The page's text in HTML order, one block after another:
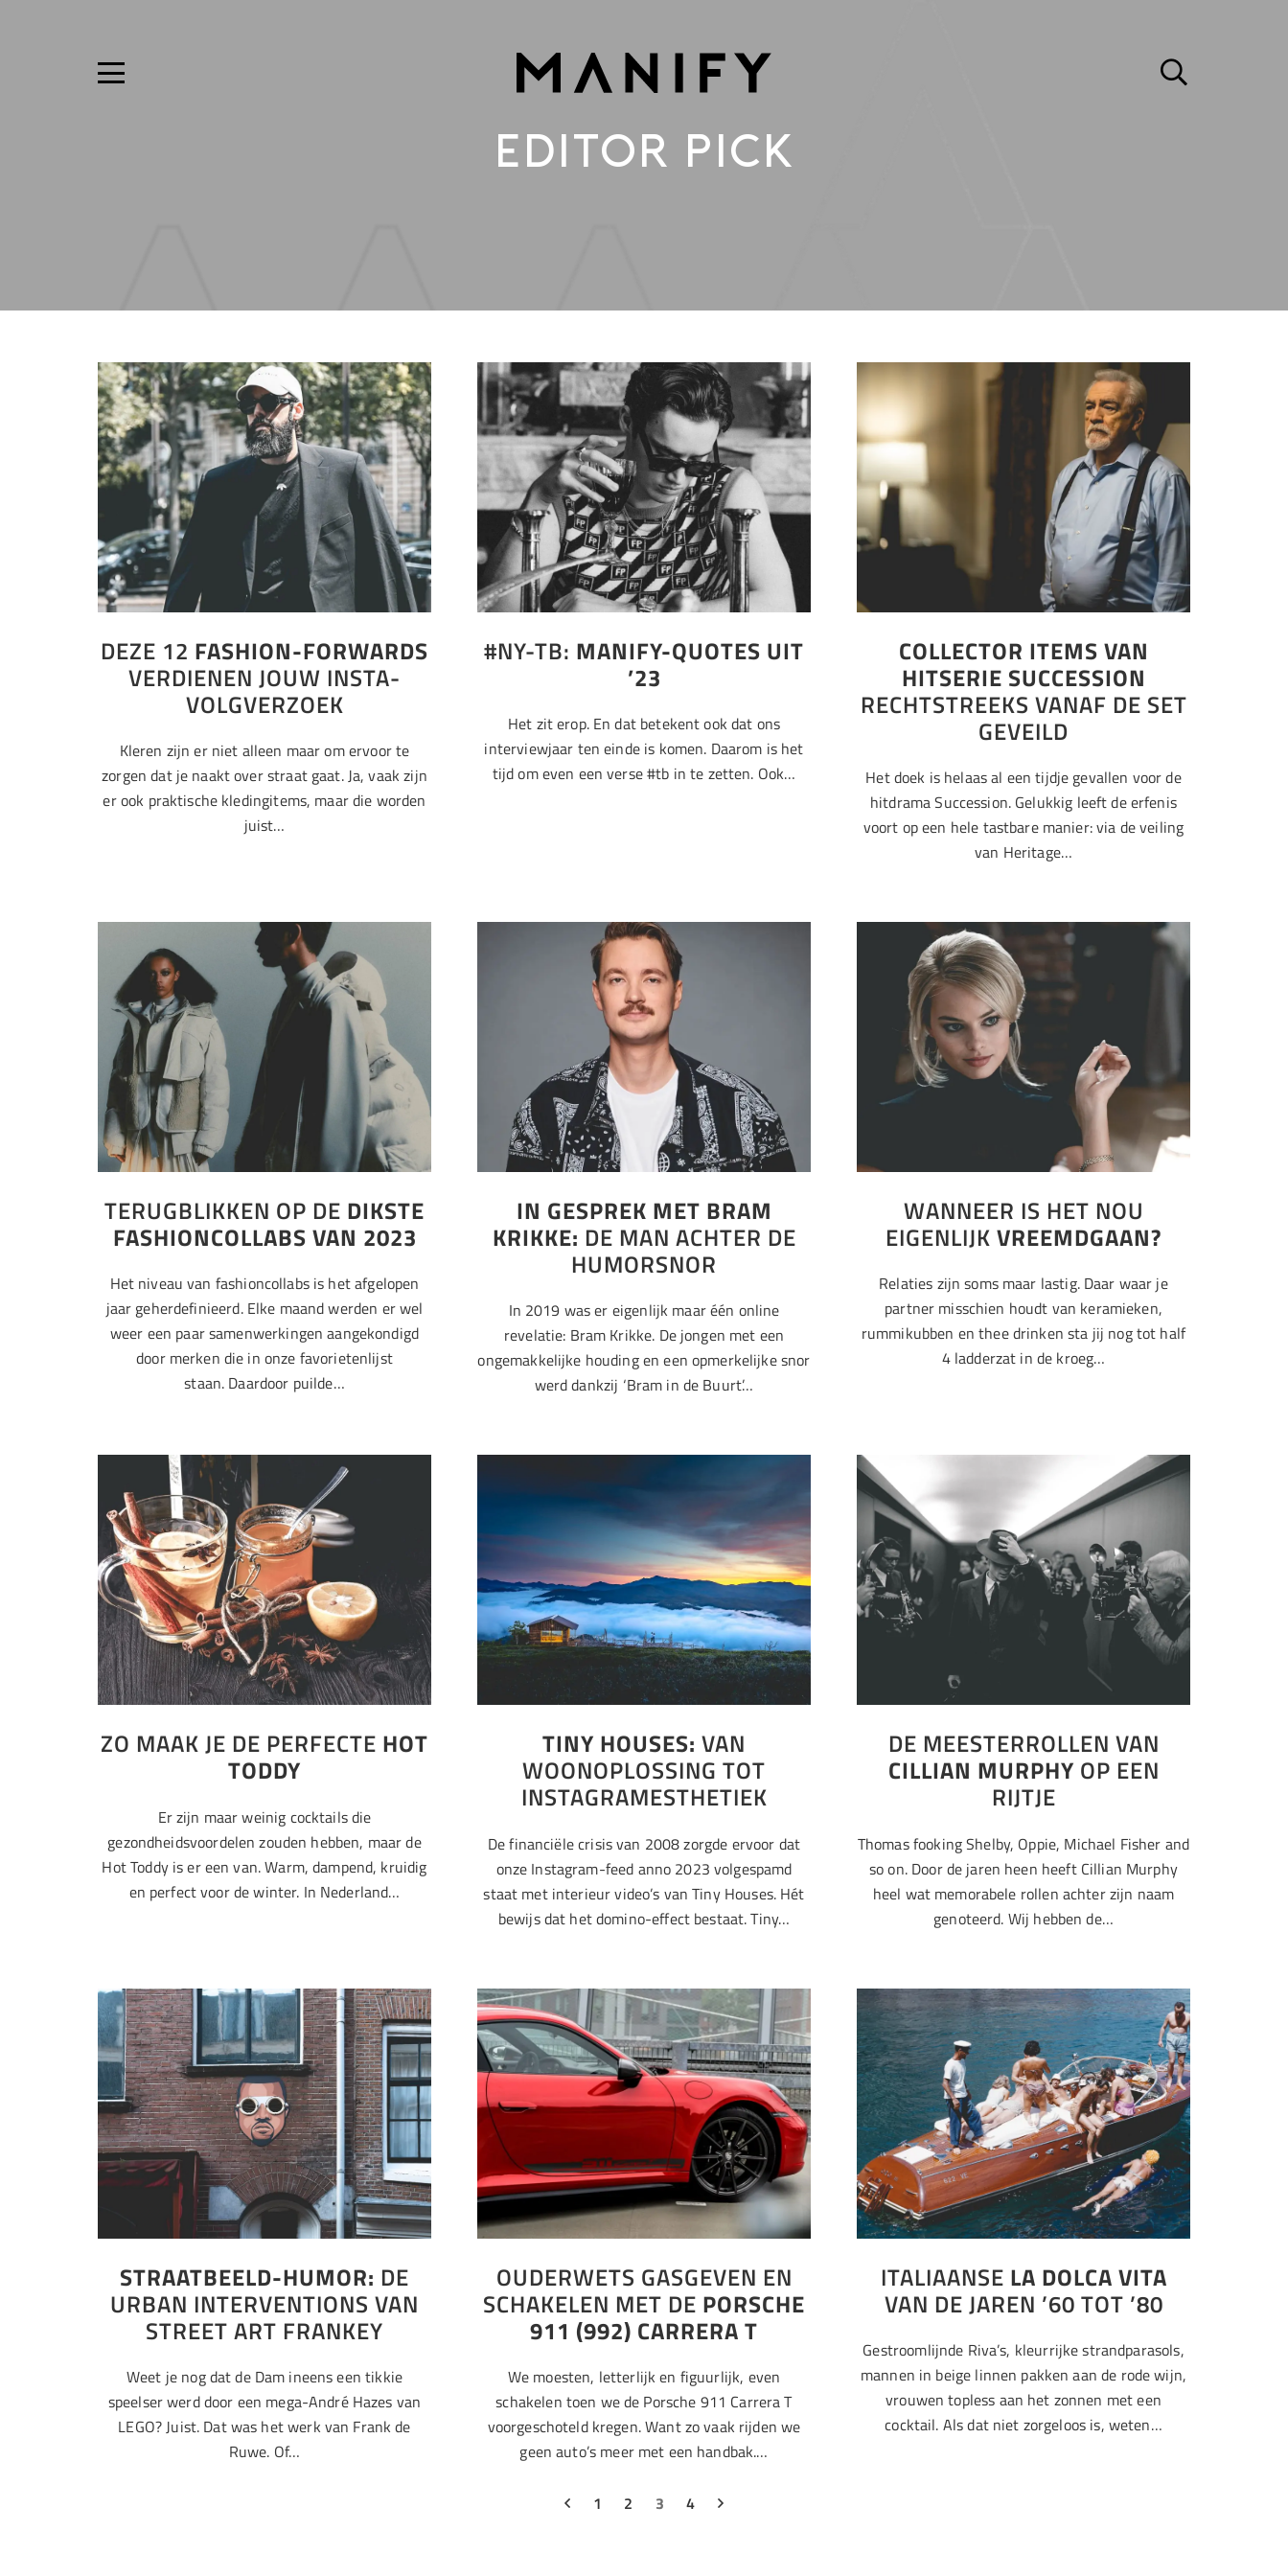
EDITOR PICK
DEZE 12 FASHION-FORWARDS
VERDIENEN JOUW INSTA-
VOLGVERZOEK
Kleren zijn er niet alleen maar om ervoor te
zorgen dat je naakt over straat gaat. Ja, vaak zijn
er ook praktische kledingitems, maar die worden
juist…
#NY-TB: MANIFY-QUOTES UIT
’23
Het zit erop. En dat betekent ook dat ons
interviewjaar ten einde is komen. Daarom is het
tijd om even een verse #tb in te zetten. Ook…
COLLECTOR ITEMS VAN
HITSERIE SUCCESSION
RECHTSTREEKS VANAF DE SET
GEVEILD
Het doek is helaas al een tijdje gevallen voor de
hitdrama Succession. Gelukkig leeft de erfenis
voort op een hele tastbare manier: via de veiling
van Heritage…
TERUGBLIKKEN OP DE DIKSTE
FASHIONCOLLABS VAN 2023
Het niveau van fashioncollabs is het afgelopen
jaar geherdefinieerd. Elke maand werden er wel
weer een paar samenwerkingen aangekondigd
door merken die in onze favorietenlijst
staan. Daardoor puilde…
IN GESPREK MET BRAM
KRIKKE: DE MAN ACHTER DE
HUMORSNOR
In 2019 was er eigenlijk maar één online
revelatie: Bram Krikke. De jongen met een
ongemakkelijke houding en een opmerkelijke snor
werd dankzij ‘Bram in de Buurt’…
WANNEER IS HET NOU
EIGENLIJKVREEMDGAAN?
Relaties zijn soms maar lastig. Daar waar je
partner misschien houdt van keramieken,
rummikubben en thee drinken sta jij nog tot half
4 ladderzat in de kroeg…
ZO MAAK JE DE PERFECTE HOT
TODDY
Er zijn maar weinig cocktails die
gezondheidsvoordelen zouden hebben, maar de
Hot Toddy is er een van. Warm, dampend, kruidig
en perfect voor de winter. In Nederland…
TINY HOUSES: VAN
WOONOPLOSSING TOT
INSTAGRAMESTHETIEK
De financiële crisis van 2008 zorgde ervoor dat
onze Instagram-feed anno 2023 volgespamd
staat met interieur video’s van Tiny Houses. Hét
bewijs dat het domino-effect bestaat. Tiny…
DE MEESTERROLLEN VAN
CILLIAN MURPHY OP EEN
RIJTJE
Thomas fooking Shelby, Oppie, Michael Fisher and
so on. Door de jaren heen heeft Cillian Murphy
heel wat memorabele rollen achter zijn naam
genoteerd. Wij hebben de…
STRAATBEELD-HUMOR: DE
URBAN INTERVENTIONS VAN
STREET ART FRANKEY
Weet je nog dat de Dam ineens een tikkie
speelser werd door een mega-André Hazes van
LEGO? Juist. Dat was het werk van Frank de
Ruwe. Of…
OUDERWETS GASGEVEN EN
SCHAKELEN MET DE PORSCHE
911 (992) CARRERA T
We moesten, letterlijk en figuurlijk, even
schakelen toen we de Porsche 911 Carrera T
voorgeschoteld kregen. Want zo vaak rijden we
geen auto’s meer met een handbak.…
ITALIAANSE LA DOLCA VITA
VAN DE JAREN ’60 TOT ’80
Gestroomlijnde Riva’s, kleurrijke strandparasols,
mannen in beige linnen pakken aan de rode wijn,
vrouwen topless aan het zonnen met een
cocktail. Als dat niet zorgeloos is, weten…
1 2 3 4